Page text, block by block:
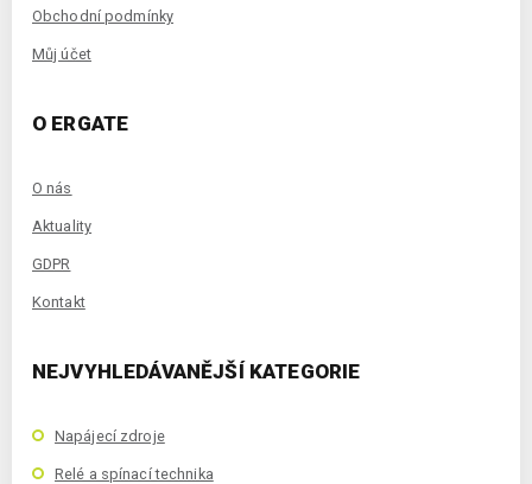
Obchodní podmínky
Můj účet
O ERGATE
O nás
Aktuality
GDPR
Kontakt
NEJVYHLEDÁVANĚJŠÍ KATEGORIE
Napájecí zdroje
Relé a spínací technika